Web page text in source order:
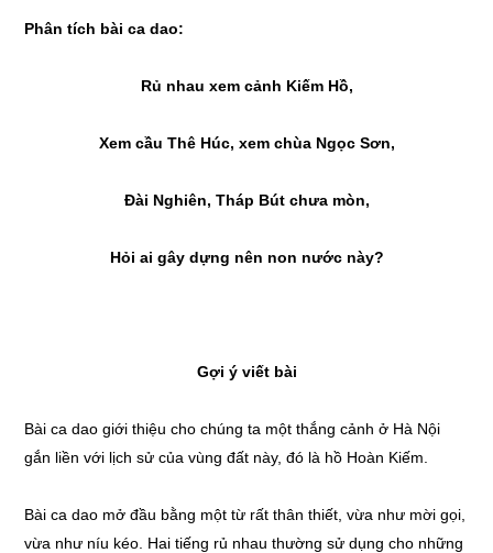
Phân tích bài ca dao:
Rủ nhau xem cảnh Kiếm Hồ,
Xem cầu Thê Húc, xem chùa Ngọc Sơn,
Đài Nghiên, Tháp Bút chưa mòn,
Hỏi ai gây dựng nên non nước này?
Gợi ý viết bài
Bài ca dao giới thiệu cho chúng ta một thắng cảnh ở Hà Nội
gắn liền với lịch sử của vùng đất này, đó là hồ Hoàn Kiếm.
Bài ca dao mở đầu bằng một từ rất thân thiết, vừa như mời gọi,
vừa như níu kéo. Hai tiếng rủ nhau thường sử dụng cho những